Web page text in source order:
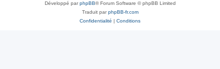
Développé parphpBB® Forum Software © phpBB Limited
Traduit parphpBB-fr.com
Confidentialité | Conditions